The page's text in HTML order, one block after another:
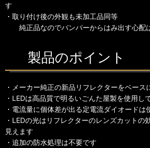
す
・取り付け後の外観も未加工品同等
純正品なのでバンパーからはみ出す心配
製品のポイント
・メーカー純正の新品リフレクターをベース
・LEDは高品質で明るいごんた屋製を使用し
・電流量に個体差が出る定電流ダイオードは
・LEDの光はリフレクターのレンズカットの
見えます
・追加の防水処理は不要です